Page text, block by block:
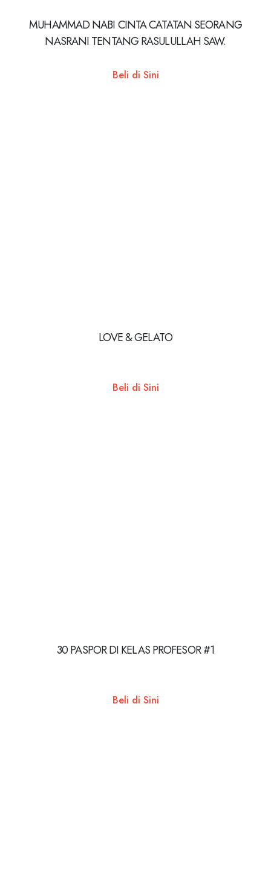
MUHAMMAD NABI CINTA CATATAN SEORANG
NASRANI TENTANG RASULULLAH SAW.
Beli di Sini
LOVE & GELATO
Beli di Sini
30 PASPOR DI KELAS PROFESOR #1
Beli di Sini